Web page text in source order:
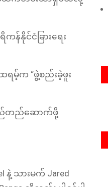
န်နိုင်ငံခြားရေး
ရမ့်က “ဖွဲ့စည်းခဲ့ဖူး
လည်တည်ဆောက်ဖို့
နဲ့ သားမက် Jared